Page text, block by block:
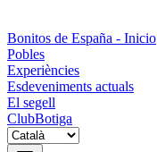
Bonitos de España - Inicio
Pobles
Experiències
Esdeveniments actuals
El segell
ClubBotiga